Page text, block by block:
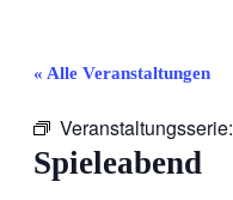
« Alle Veranstaltungen
Veranstaltungsserie:
Spieleabend